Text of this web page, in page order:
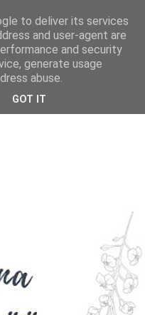
to deliver its services
and user-agent are
and security
generate usage
abuse.
GOT IT